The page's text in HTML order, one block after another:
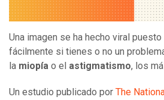
Una imagen se ha hecho viral
fácilmente si tienes o no un
la miopía o el astigmatismo, los
Un estudio publicado por The